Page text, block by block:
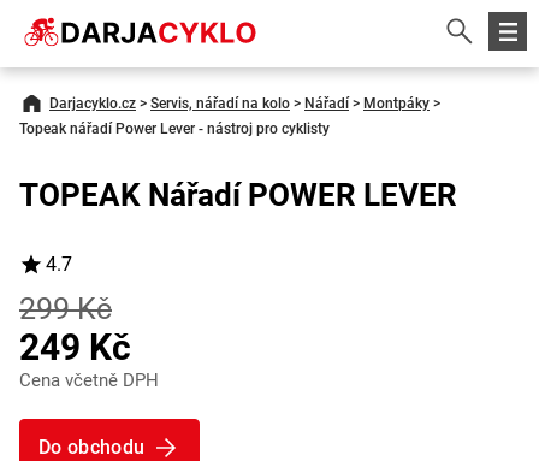
Darjacyklo.cz > Servis, nářadí na kolo > Nářadí > Montpáky >
Topeak nářadí Power Lever - nástroj pro cyklisty
TOPEAK Nářadí POWER LEVER
4.7
299 Kč
249 Kč
Cena včetně DPH
Do obchodu